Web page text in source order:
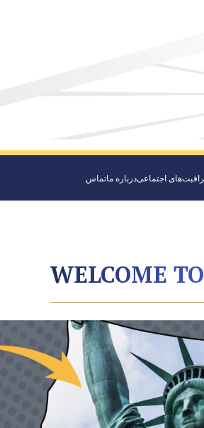
اجتماعیدرباره ماتماس
WELCOME